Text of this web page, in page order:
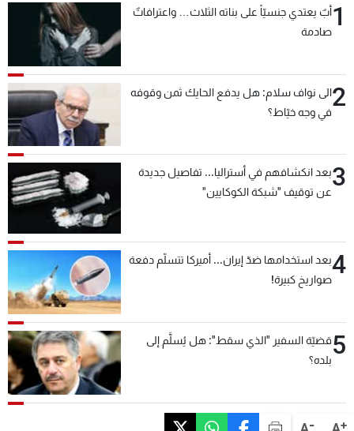
+
-
1أبٌ يعتدي جنسيّاً على بناته الثلاث… واعترافاتٌ
صادمة
2الى نواف سلام: هل يدفع الحايك ثمن وقوفه
في وجه خيّاط؟
3بعد انكشافهم في أستراليا... تفاصيل جديدة
عن توقيف "شبكة الكوكايين"
4بعد استخدامها ضدّ إيران... أميركا تتسلّم دفعة
صواريخ كبيرة!
5قضيّة السفير "الذي سقط": هل يُسلَّم إلى
بلده؟